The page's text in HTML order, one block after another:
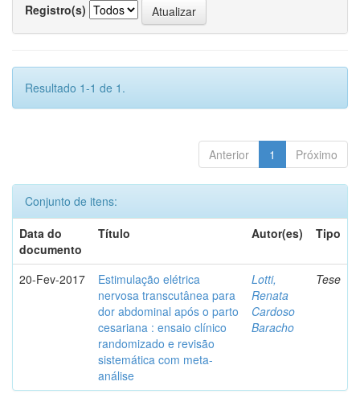
Registro(s)
Resultado 1-1 de 1.
Anterior 1 Próximo
Conjunto de itens:
Data do
documento
Título Autor(es) Tipo
20-Fev-2017
Estimulação elétrica
nervosa transcutânea para
dor abdominal após o parto
cesariana : ensaio clínico
randomizado e revisão
sistemática com meta-
análise
Lotti,
Renata
Cardoso
Baracho
Tese